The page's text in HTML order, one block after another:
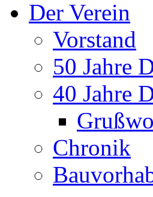
Der Verein
Vorstand
50 Jahre
40 Jahre
Chronik